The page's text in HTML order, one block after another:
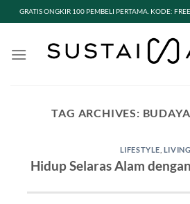
GRATIS ONGKIR 100 PEMBELI PERTAMA. KODE:
TAG ARCHIVES:
LIFESTYLE LIVING
Hidup Selaras Alam